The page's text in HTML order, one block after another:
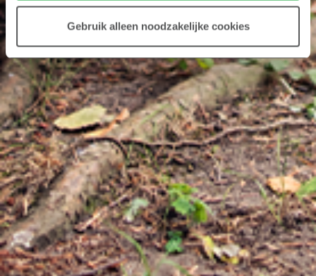
Gebruik alleen noodzakelijke cookies